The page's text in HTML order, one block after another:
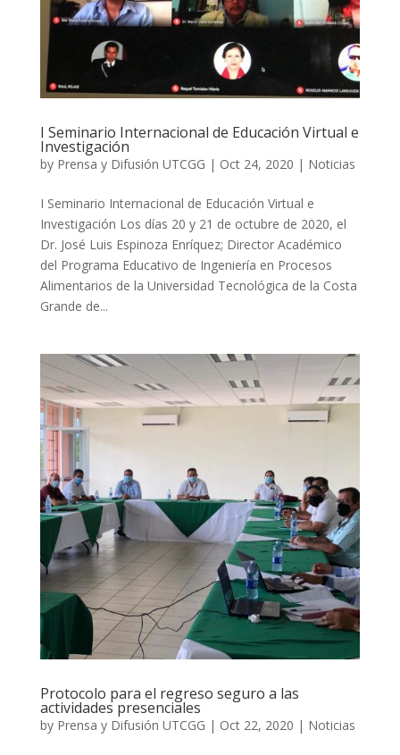
I Seminario Internacional de Educación Virtual e
Investigación
by Prensa y Difusión UTCGG | Oct 24, 2020 | Noticias
I Seminario Internacional de Educación Virtual e
Investigación Los días 20 y 21 de octubre de 2020, el
Dr. José Luis Espinoza Enríquez; Director Académico
del Programa Educativo de Ingeniería en Procesos
Alimentarios de la Universidad Tecnológica de la Costa
Grande de...
Protocolo para el regreso seguro a las
actividades presenciales
by Prensa y Difusión UTCGG | Oct 22, 2020 | Noticias